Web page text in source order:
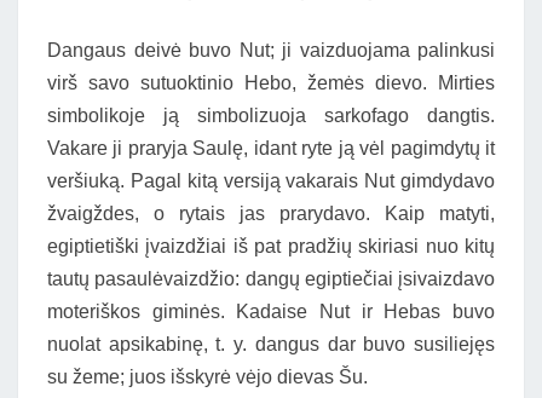
Dangaus deivė buvo Nut; ji vaizduojama palinkusi
virš savo sutuoktinio Hebo, žemės dievo. Mirties
simbolikoje ją simbolizuoja sarkofago dangtis.
Vakare ji praryja Saulę, idant ryte ją vėl pagimdytų it
veršiuką. Pagal kitą versiją vakarais Nut gimdydavo
žvaigždes, o rytais jas prarydavo. Kaip matyti,
egiptietiški įvaizdžiai iš pat pradžių skiriasi nuo kitų
tautų pasaulėvaizdžio: dangų egiptiečiai įsivaizdavo
moteriškos giminės. Kadaise Nut ir Hebas buvo
nuolat apsikabinę, t. y. dangus dar buvo susiliejęs
su žeme; juos išskyrė vėjo dievas Šu.